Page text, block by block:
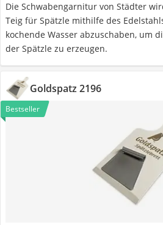
Die Schwabengarnitur von Städter
Teig für Spätzle mithilfe des
kochende Wasser abzuschaben, um
der Spätzle zu erzeugen.
Goldspatz 2196
Bestseller